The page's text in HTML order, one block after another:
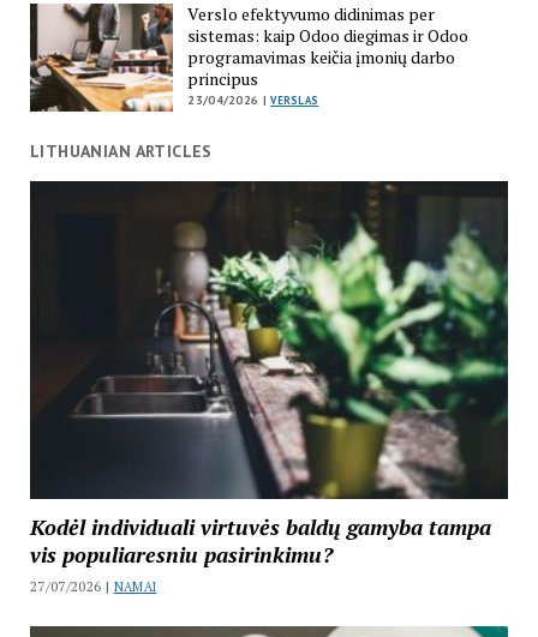
Verslo efektyvumo didinimas per
sistemas: kaip Odoo diegimas ir Odoo
programavimas keičia įmonių darbo
principus
23/04/2026 |VERSLAS
LITHUANIAN ARTICLES
Kodėl individuali virtuvės baldų gamyba tampa
vis populiaresniu pasirinkimu?
27/07/2026 | NAMAI